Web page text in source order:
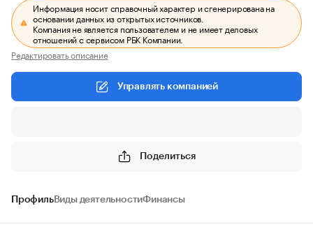
Информация носит справочный характер и сгенерирована на
основании данных из открытых источников.
Компания не является пользователем и не имеет деловых
отношений с сервисом РБК Компании.
Редактировать описание
Управлять компанией
Поделиться
ПрофильВиды деятельностиФинансы